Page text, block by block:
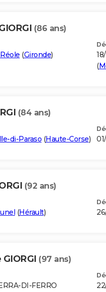
(86 ans)
Réole (Gironde)
(
(84 ans)
di-Paraso (Haute-Corse)
(92 ans)
(Hérault)
(97 ans)
DI-FERRO